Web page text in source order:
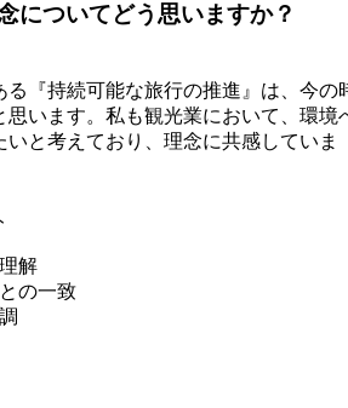
についてどう思いますか？
る『持続可能な旅行の推進』は、今の
思います。私も観光業において、環境
と考えており、理念に共感していま
解
の一致